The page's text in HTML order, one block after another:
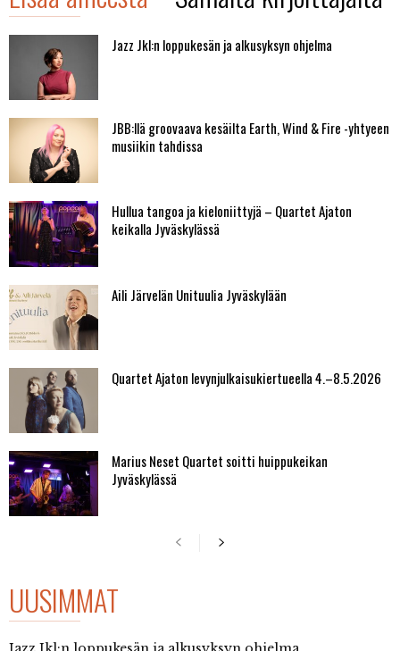
Jazz Jkl:n loppukesän ja alkusyksyn ohjelma
JBB:llä groovaava kesäilta Earth, Wind & Fire -yhtyeen
musiikin tahdissa
Hullua tangoa ja kieloniittyjä – Quartet Ajaton
keikalla Jyväskylässä
Aili Järvelän Unituulia Jyväskylään
Quartet Ajaton levynjulkaisukiertueella 4.–8.5.2026
Marius Neset Quartet soitti huippukeikan
Jyväskylässä
UUSIMMAT